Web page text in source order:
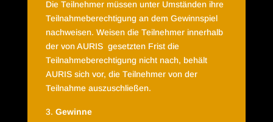
Die Teilnehmer müssen unter Umständen ihre
Teilnahmeberechtigung an dem Gewinnspiel
nachweisen. Weisen die Teilnehmer innerhalb
der von AURIS gesetzten Frist die
Teilnahmeberechtigung nicht nach, behält
AURIS sich vor, die Teilnehmer von der
Teilnahme auszuschließen.
Gewinne